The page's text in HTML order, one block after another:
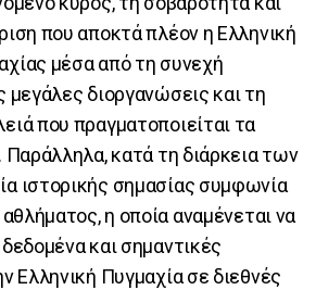
που αποκτά πλέον η Ελληνική
μέσα από τη συνεχή
μεγάλες διοργανώσεις και τη
που πραγματοποιείται τα
Παράλληλα, κατά τη διάρκεια των
ιστορικής σημασίας συμφωνία
η οποία αναμένεται να
και σημαντικές
Ελληνική Πυγμαχία σε διεθνές